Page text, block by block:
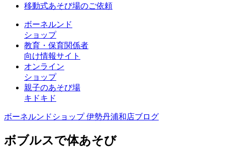
移動式あそび場のご依頼
ボーネルンド
ショップ
教育・保育関係者
向け情報サイト
オンライン
ショップ
親子のあそび場
キドキド
ボーネルンドショップ 伊勢丹浦和店ブログ
ボブルスで体あそび